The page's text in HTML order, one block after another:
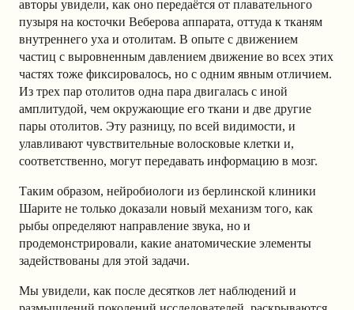
авторы увидели, как оно передаётся от плавательного
пузыря на косточки Веберова аппарата, оттуда к тканям
внутреннего уха и отолитам. В опыте с движением
частиц с выровненным давлением движение во всех этих
частях тоже фиксировалось, но с одним явным отличием.
Из трех пар отолитов одна пара двигалась с иной
амплитудой, чем окружающие его ткани и две другие
пары отолитов. Эту разницу, по всей видимости, и
улавливают чувствительные волосковые клетки и,
соответственно, могут передавать информацию в мозг.
Таким образом, нейробиологи из берлинской клиники
Шарите не только доказали новый механизм того, как
рыбы определяют направление звука, но и
продемонстрировали, какие анатомические элементы
задействованы для этой задачи.
Мы увидели, как после десятков лет наблюдений и